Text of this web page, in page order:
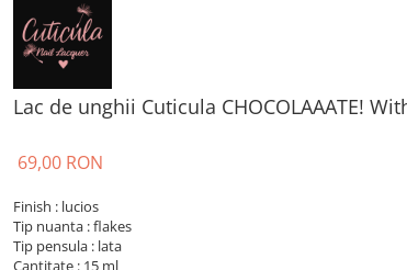
Lac de unghii Cuticula CHOCOLAAATE!
69,00 RON
Finish : lucios
Tip nuanta : flakes
Tip pensula : lata
Cantitate : 15 ml